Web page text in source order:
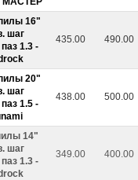
16"
шаг
1.3 -
435.00 490.00
20"
шаг
1.5 -
438.00 500.00
14"
шаг
1.3 -
349.00 400.00